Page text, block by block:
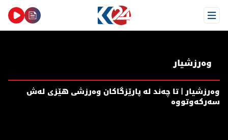
Open Menu
وەرزشیار
وەرزشیار | تا چەند لە پارێزگاكان وەرزشی هێزی لەش
سەركەوتووە